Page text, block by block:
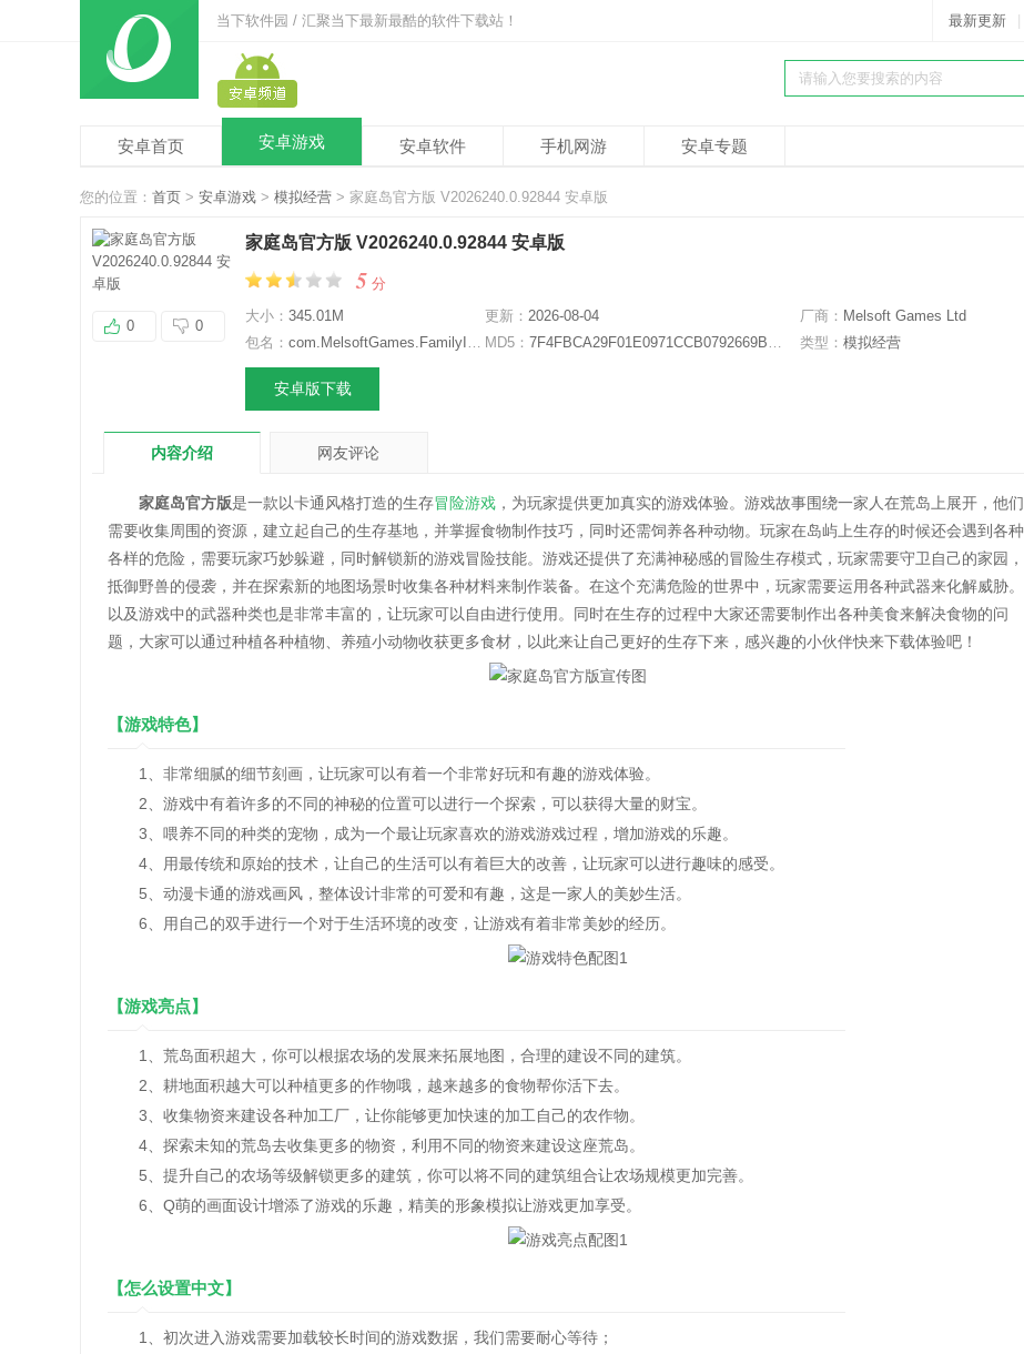
当下软件园 / 汇聚当下最新最酷的软件下载站！ 最新更新
安卓首页 安卓游戏 安卓软件 手机网游 安卓专题
您的位置： 首页 > 安卓游戏 > 模拟经营 > 家庭岛官方版 V2026240.0.92844 安卓版
0 0
家庭岛官方版 V2026240.0.92844 安卓版
5 分
大小： 345.01M 更新： 2026-08-04 厂商： Melsoft Games Ltd
包名： com.MelsoftGames.FamilyIslandFarm MD5： 7F4FBCA29F01E0971CCB0792669BB068 类型： 模拟经营
安卓版下载
内容介绍 网友评论
家庭岛官方版是一款以卡通风格打造的生存冒险游戏 ，为玩家提供更加真实的游戏体验。游戏故事围绕一家人在荒岛上展开，他们
需要收集周围的资源，建立起自己的生存基地，并掌握食物制作技巧，同时还需饲养各种动物。玩家在岛屿上生存的时候还会遇到各种
各样的危险，需要玩家巧妙躲避，同时解锁新的游戏冒险技能。游戏还提供了充满神秘感的冒险生存模式，玩家需要守卫自己的家园，
抵御野兽的侵袭，并在探索新的地图场景时收集各种材料来制作装备。在这个充满危险的世界中，玩家需要运用各种武器来化解威胁。
以及游戏中的武器种类也是非常丰富的，让玩家可以自由进行使用。同时在生存的过程中大家还需要制作出各种美食来解决食物的问
题，大家可以通过种植各种植物、养殖小动物收获更多食材，以此来让自己更好的生存下来，感兴趣的小伙伴快来下载体验吧！
【游戏特色】
1、非常细腻的细节刻画，让玩家可以有着一个非常好玩和有趣的游戏体验。
2、游戏中有着许多的不同的神秘的位置可以进行一个探索，可以获得大量的财宝。
3、喂养不同的种类的宠物，成为一个最让玩家喜欢的游戏游戏过程，增加游戏的乐趣。
4、用最传统和原始的技术，让自己的生活可以有着巨大的改善，让玩家可以进行趣味的感受。
5、动漫卡通的游戏画风，整体设计非常的可爱和有趣，这是一家人的美妙生活。
6、用自己的双手进行一个对于生活环境的改变，让游戏有着非常美妙的经历。
【游戏亮点】
1、荒岛面积超大，你可以根据农场的发展来拓展地图，合理的建设不同的建筑。
2、耕地面积越大可以种植更多的作物哦，越来越多的食物帮你活下去。
3、收集物资来建设各种加工厂，让你能够更加快速的加工自己的农作物。
4、探索未知的荒岛去收集更多的物资，利用不同的物资来建设这座荒岛。
5、提升自己的农场等级解锁更多的建筑，你可以将不同的建筑组合让农场规模更加完善。
6、Q萌的画面设计增添了游戏的乐趣，精美的形象模拟让游戏更加享受。
【怎么设置中文】
1、初次进入游戏需要加载较长时间的游戏数据，我们需要耐心等待；